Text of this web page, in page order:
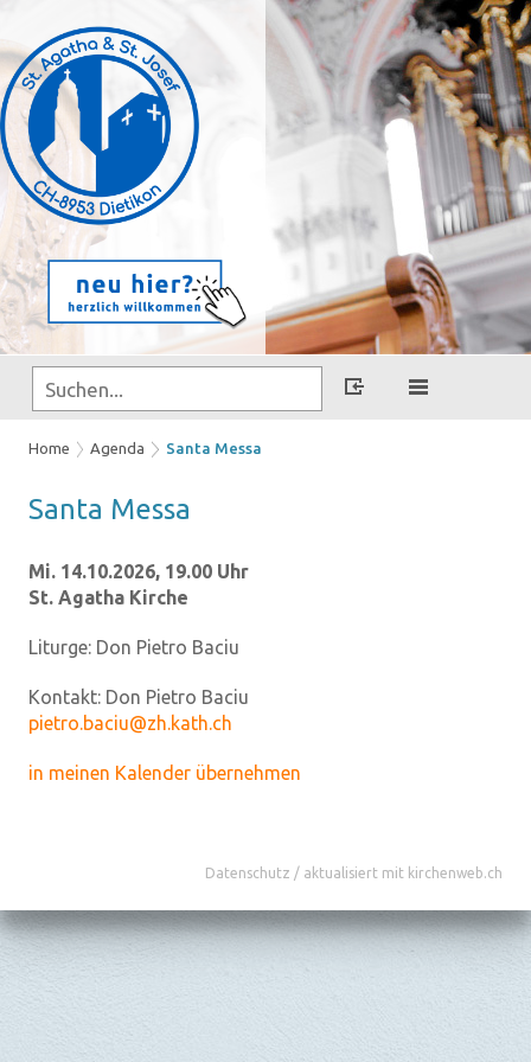
Home Agenda Santa Messa
Santa Messa
Mi. 14.10.2026, 19.00 Uhr
St. Agatha Kirche
Liturge: Don Pietro Baciu
Kontakt: Don Pietro Baciu
pietro.baciu@zh.kath.ch
in meinen Kalender übernehmen
Datenschutz / aktualisiert mit kirchenweb.ch